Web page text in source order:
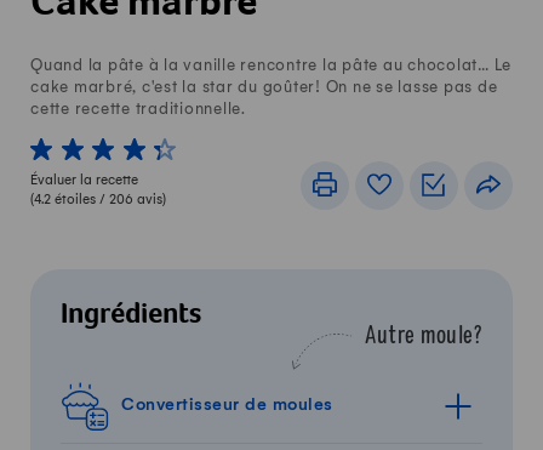
Quand la pâte à la vanille rencontre la pâte au chocolat… Le
cake marbré, c'est la star du goûter! On ne se lasse pas de
cette recette traditionnelle.
1 von 5 étoiles
2 von 5 étoiles
3 von 5 étoiles
4 von 5 étoiles
5 von 5 étoiles
Évaluer la recette
(4.2 étoiles / 206 avis)
ImprimerLivre de recettes
Listes de
Ingrédients
Autre moule?
Convertisseur de moules